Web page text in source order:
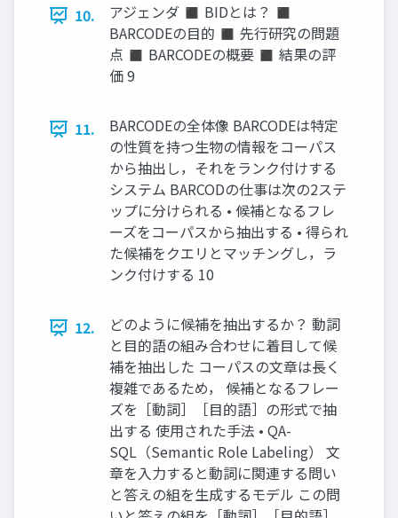
10.
アジェンダ ◼ BIDとは？ ◼
BARCODEの目的 ◼ 先行研究の問題
点 ◼ BARCODEの概要 ◼ 結果の評
価 9
11.
BARCODEの全体像 BARCODEは特定
の性質を持つ生物の情報をコーパス
から抽出し，それをランク付けする
システム BARCODの仕事は次の2ステ
ップに分けられる • 候補となるフレ
ーズをコーパスから抽出する • 得られ
た候補をクエリとマッチングし，ラ
ンク付けする 10
12.
どのように候補を抽出するか？ 動詞
と目的語の組み合わせに着目して候
補を抽出した コーパスの文章は長く
複雑であるため， 候補となるフレー
ズを［動詞］［目的語］の形式で抽
出する 使用された手法 • QA-
SQL（Semantic Role Labeling） 文
章を入力すると動詞に関連する問い
と答えの組を生成するモデル この問